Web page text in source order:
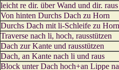
leicht re dir. über Wand und dir. raus
Von hinten Durchs Dach zu Horn
Durchs Dach mit li-Schleife zu Horn
Traverse nach li, hoch, rausstützen
Dach zur Kante und rausstützen
Dach, an Kante nach li und raus
Block unter Dach hoch+an Lippe